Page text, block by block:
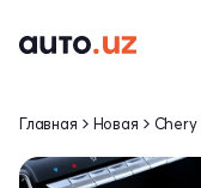
Главная Новая Chery